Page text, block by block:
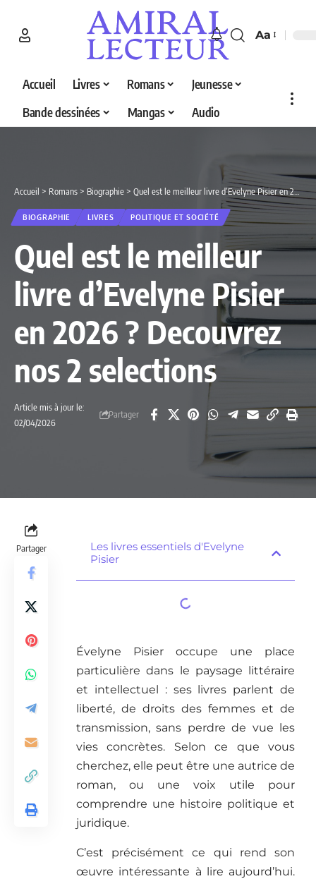
Aa
Accueil Livres Romans
Jeunesse
Bande dessinées
Mangas Audio
Accueil > Romans > Biographie > Quel est le meilleur livre d’Evelyne Pisier en 2026 ? Decouvrez nos 2 selections
BIOGRAPHIE LIVRES POLITIQUE ET SOCIÉTÉ
Quel est le meilleur
livre d’Evelyne Pisier
en 2026 ? Decouvrez
nos 2 selections
Article mis à jour le:
02/04/2026
Partager
Partager
Les livres essentiels d'Evelyne
Pisier
Évelyne Pisier occupe une place
particulière dans le paysage littéraire
et intellectuel : ses livres parlent de
liberté, de droits des femmes et de
transmission, sans perdre de vue les
vies concrètes. Selon ce que vous
cherchez, elle peut être une autrice de
roman, ou une voix utile pour
comprendre une histoire politique et
juridique.
C’est précisément ce qui rend son
œuvre intéressante à lire aujourd’hui.